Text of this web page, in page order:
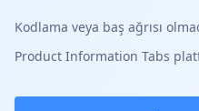
Kodlama veya baş ağrısı
Product Information Tabs